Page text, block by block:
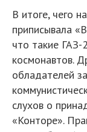
В итоге, чего
приписывала
что такие ГАЗ-
космонавтов.
обладателей
слухов о
«Конторе».